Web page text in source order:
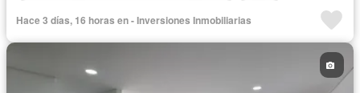
Cocina integral
Balcón
Hace 3 días, 16 horas en - Inversiones Inmobiliarias